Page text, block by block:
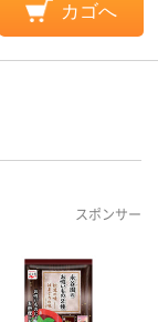
カゴへ
スポンサー